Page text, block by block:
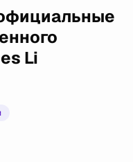
седана BMW 5-
Li
Li